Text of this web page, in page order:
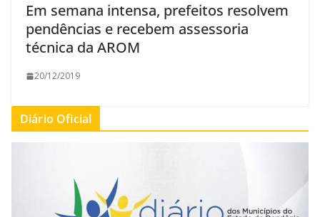
Em semana intensa, prefeitos resolvem
pendências e recebem assessoria
técnica da AROM
20/12/2019
Diário Oficial